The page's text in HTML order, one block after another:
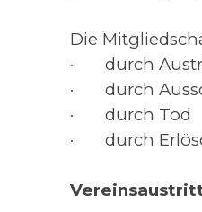
Die
· durch
· durch
· durch Tod
· durch